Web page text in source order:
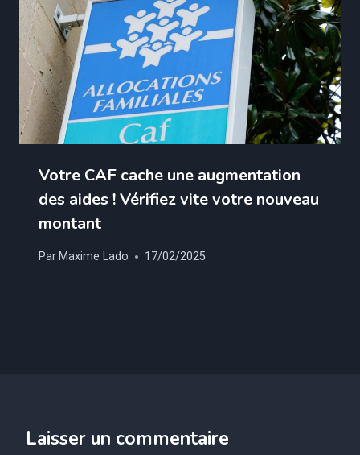
Votre CAF cache une augmentation
des aides ! Vérifiez vite votre nouveau
montant
ParMaxime Lado 17/02/2025
Laisser un commentaire